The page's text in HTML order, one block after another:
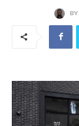
BY